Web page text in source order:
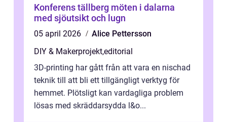
Konferens tällberg möten i dalarna
med sjöutsikt och lugn
05 april 2026
Alice Pettersson
DIY & Makerprojekt,editorial
3D-printing har gått från att vara en nischad
teknik till att bli ett tillgängligt verktyg för
hemmet. Plötsligt kan vardagliga problem
lösas med skräddarsydda l&o...